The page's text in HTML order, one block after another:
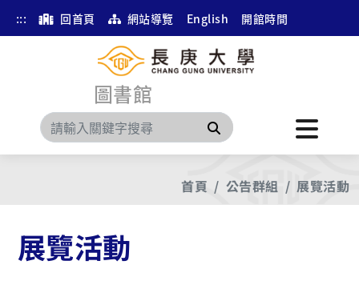
::: 回首頁 網站導覽 English 開館時間
圖書館
搜尋
首頁 公告群組 展覽活動
展覽活動